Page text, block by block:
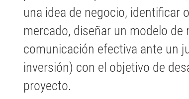
una idea de negocio, identificar
mercado, diseñar un modelo
comunicación efectiva ante un
inversión) con el objetivo de
proyecto.